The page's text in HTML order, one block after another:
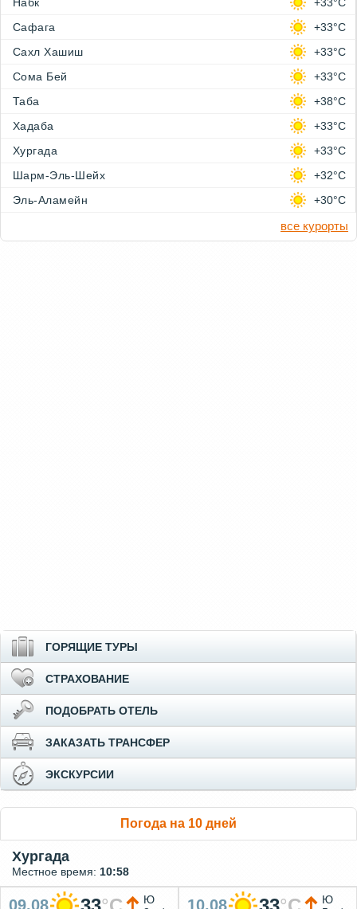
Набк
+33°C
Сафага
+33°C
Сахл Хашиш
+33°C
Сома Бей
+33°C
Таба
+38°C
Хадаба
+33°C
Хургада
+33°C
Шарм-Эль-Шейх
+32°C
Эль-Аламейн
+30°C
все курорты
ГОРЯЩИЕ ТУРЫ
СТРАХОВАНИЕ
ПОДОБРАТЬ ОТЕЛЬ
ЗАКАЗАТЬ ТРАНСФЕР
ЭКСКУРСИИ
Погода на 10 дней
Хургада
Местное время: 10:58
09.08
Ю
10.08
Ю